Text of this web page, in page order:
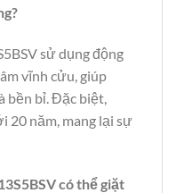
sử dụng động
vĩnh cửu, giúp
bền bỉ. Đặc biệt,
20 năm, mang lại sự
có thể giặt